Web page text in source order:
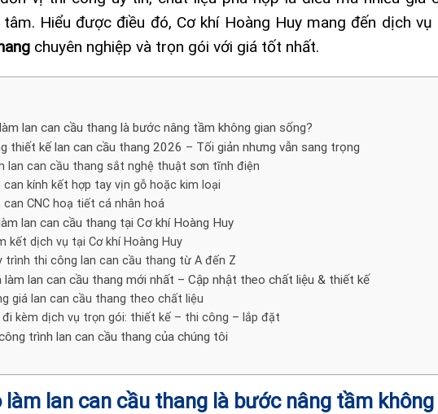
Hiểu được điều đó, Cơ khí Hoàng Huy mang đến dịch vụ
chuyên nghiệp và trọn gói với giá tốt nhất.
lan can cầu thang là bước nâng tầm không gian sống?
thiết kế lan can cầu thang 2026 – Tối giản nhưng vẫn sang trọng
lan can cầu thang sắt nghệ thuật sơn tĩnh điện
can kính kết hợp tay vịn gỗ hoặc kim loại
can CNC hoạ tiết cá nhân hoá
lan can cầu thang tại Cơ khí Hoàng Huy
kết dịch vụ tại Cơ khí Hoàng Huy
trình thi công lan can cầu thang từ A đến Z
làm lan can cầu thang mới nhất – Cập nhật theo chất liệu & thiết kế
giá lan can cầu thang theo chất liệu
đi kèm dịch vụ trọn gói: thiết kế – thi công – lắp đặt
trình lan can cầu thang của chúng tôi
làm lan can cầu thang là bước nâng tầm